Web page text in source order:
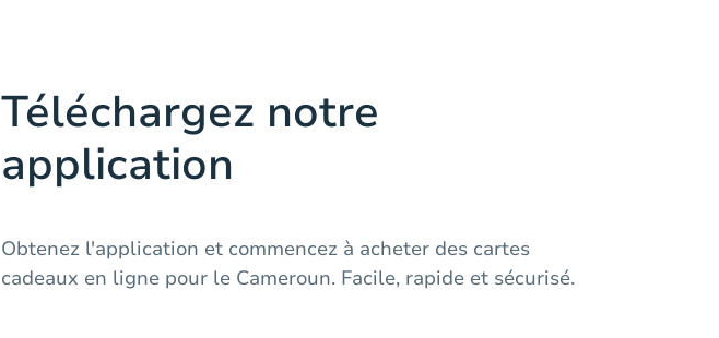
Téléchargez notre
application
Obtenez l'application et commencez à acheter des cartes
cadeaux en ligne pour le Cameroun. Facile, rapide et sécurisé.